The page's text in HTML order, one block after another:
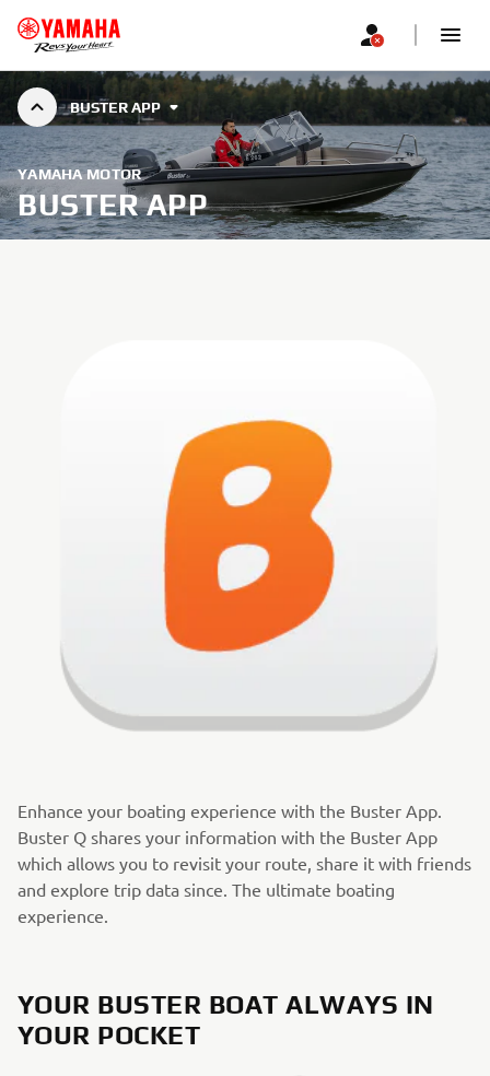
BUSTER APP
YAMAHA MOTOR
BUSTER APP
Enhance your boating experience with the Buster App.
Buster Q shares your information with the Buster App
which allows you to revisit your route, share it with friends
and explore trip data since. The ultimate boating
experience.
YOUR BUSTER BOAT ALWAYS IN
YOUR POCKET